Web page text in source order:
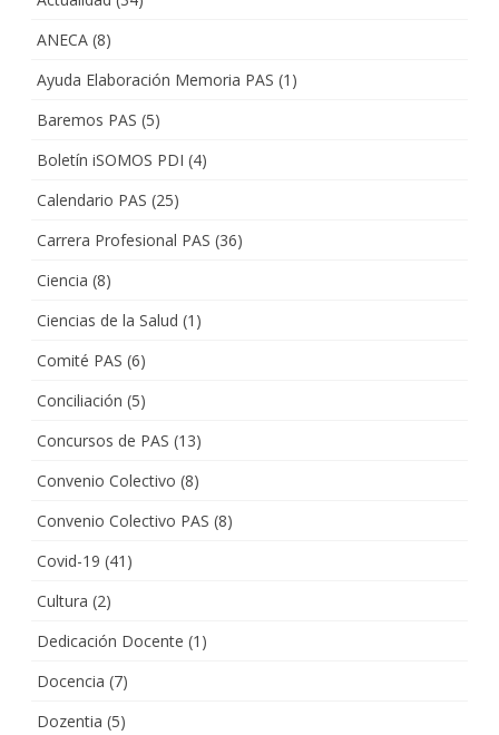
ANECA (8)
Ayuda Elaboración Memoria PAS (1)
Baremos PAS (5)
Boletín iSOMOS PDI (4)
Calendario PAS (25)
Carrera Profesional PAS (36)
Ciencia (8)
Ciencias de la Salud (1)
Comité PAS (6)
Conciliación (5)
Concursos de PAS (13)
Convenio Colectivo (8)
Convenio Colectivo PAS (8)
Covid-19 (41)
Cultura (2)
Dedicación Docente (1)
Docencia (7)
Dozentia (5)